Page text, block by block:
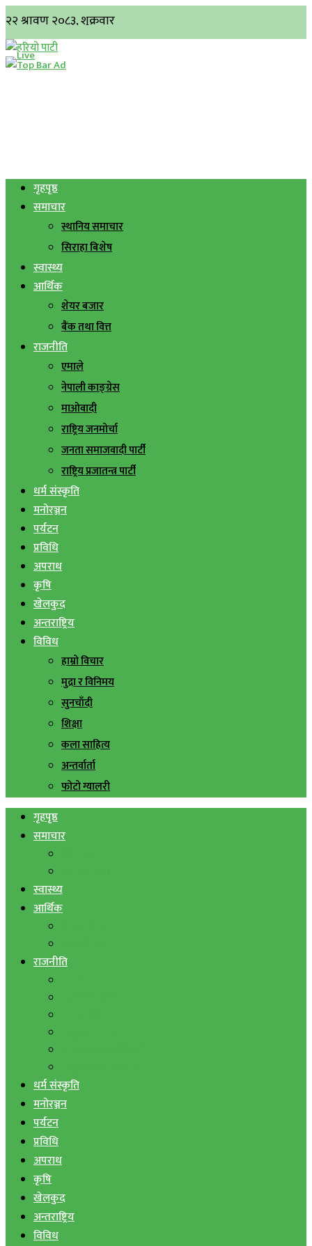
गृहपृष्ठ
समाचार
स्थानिय समाचार
सिराहा बिशेष
स्वास्थ्य
आर्थिक
शेयर बजार
बैंक तथा वित्त
राजनीति
एमाले
नेपाली काङ्ग्रेस
माओवादी
राष्ट्रिय जनमोर्चा
जनता समाजवादी पार्टी
राष्ट्रिय प्रजातन्त्र पार्टी
धर्म संस्कृति
मनोरञ्जन
पर्यटन
प्रविधि
अपराध
कृषि
खेलकुद
अन्तराष्ट्रिय
विविध
हाम्रो विचार
मुद्रा र विनिमय
सुनचाँदी
शिक्षा
कला साहित्य
अन्तर्वार्ता
फोटो ग्यालरी
गृहपृष्ठ
समाचार
स्वास्थ्य
आर्थिक
राजनीति
धर्म संस्कृति
मनोरञ्जन
पर्यटन
प्रविधि
अपराध
कृषि
खेलकुद
अन्तराष्ट्रिय
विविध